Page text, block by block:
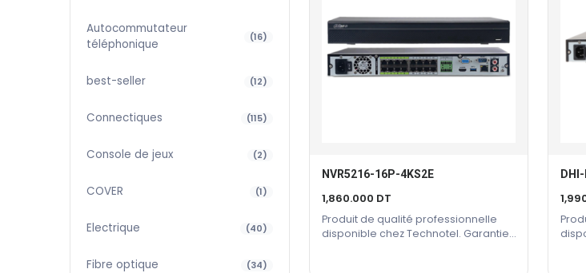
Autocommutateur
téléphonique
(16)
best-seller (12)
Connectiques (115)
Console de jeux (2)
COVER (1)
Electrique (40)
Fibre optique (34)
Ajouter Au Panier
NVR5216-16P-4KS2E
1,860.000 DT
Produit de qualité professionnelle
disponible chez Technotel. Garantie